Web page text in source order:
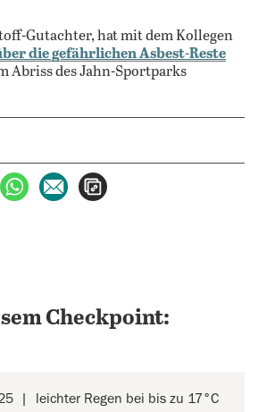
Gutachter, hat mit dem Kollegen
die gefährlichen Asbest-Reste
Abriss des Jahn-Sportparks
teilen
auf X teilenper WhatsApp teilen
per E-Mail teilen
Checkpoint:
leichter Regen bei bis zu 17°C